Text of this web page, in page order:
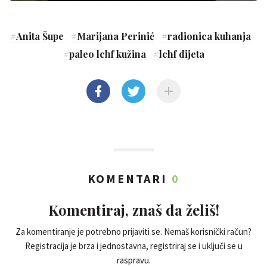
#Anita Šupe #Marijana Perinić #radionica kuhanja
#paleo lchf kužina #lchf dijeta
KOMENTARI 0
Komentiraj, znaš da želiš!
Za komentiranje je potrebno prijaviti se. Nemaš korisnički račun?
Registracija je brza i jednostavna, registriraj se i uključi se u
raspravu.